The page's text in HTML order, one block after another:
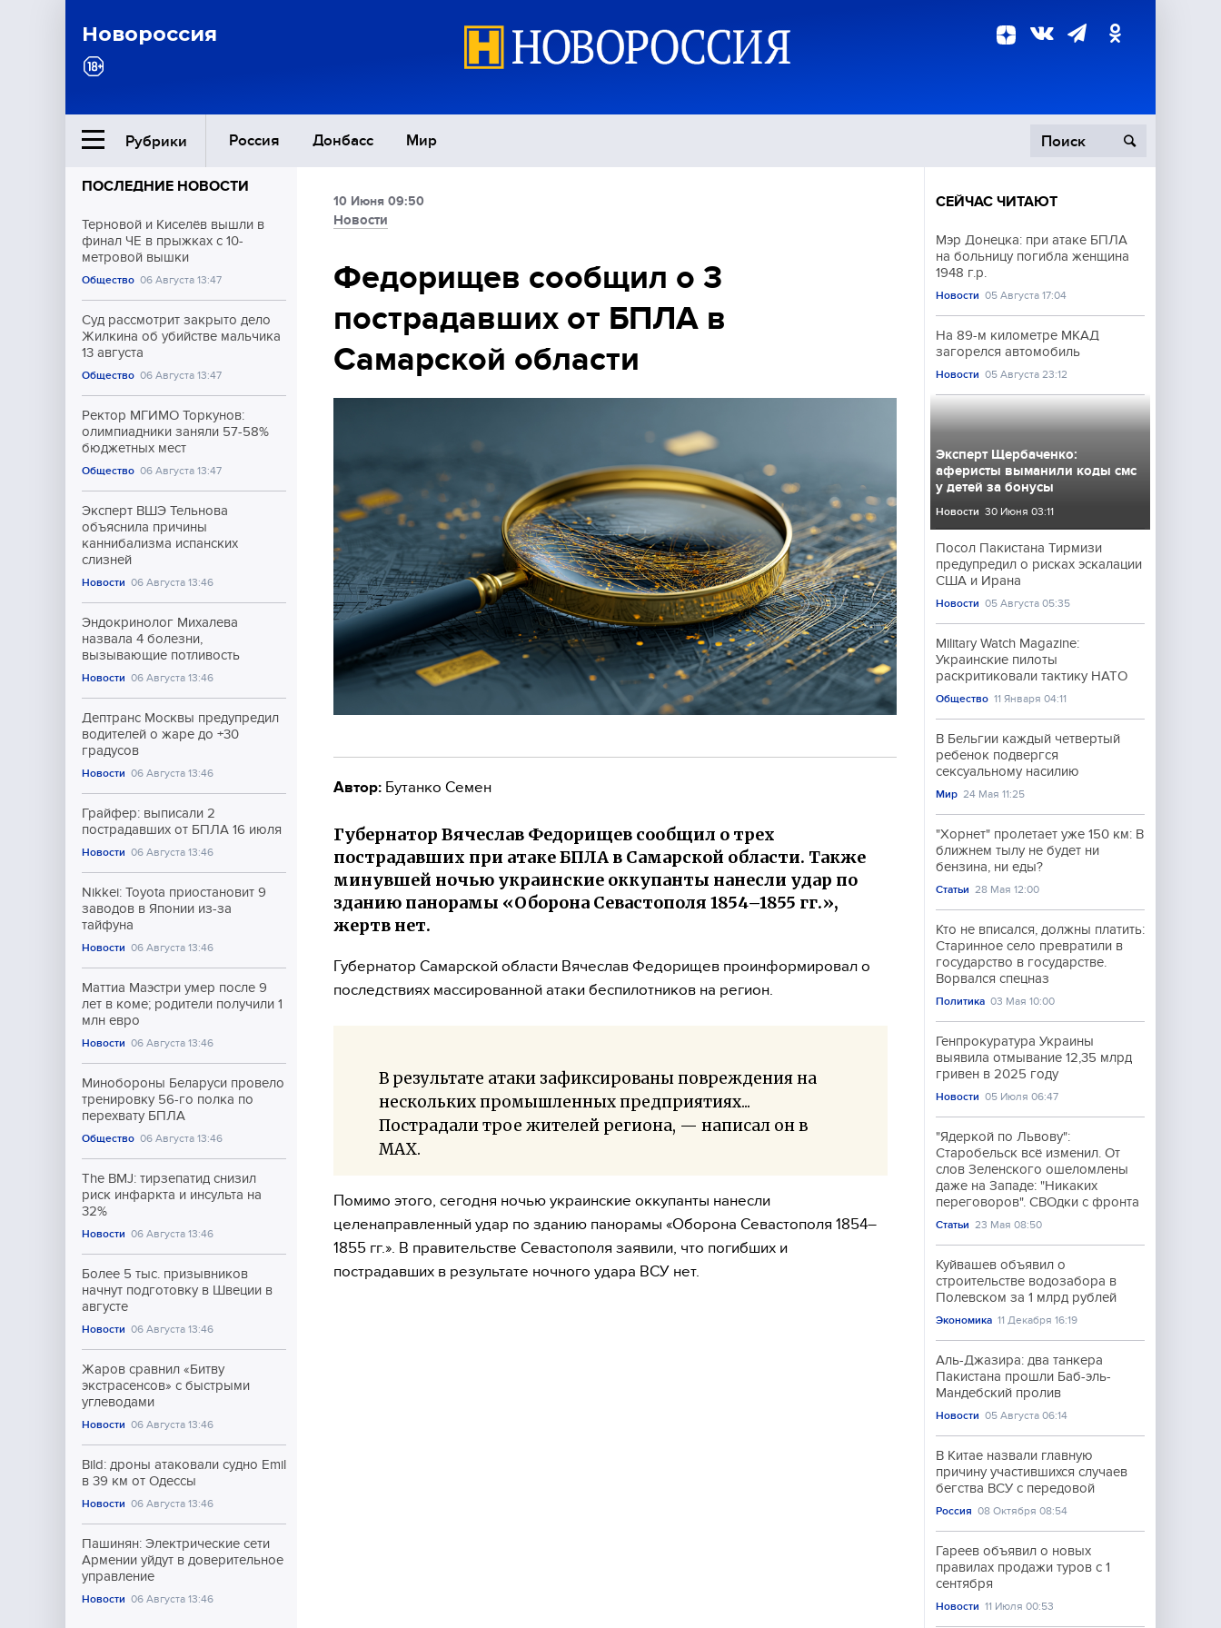
Новороссия
Рубрики Россия Донбасс Мир
Ближний Восток
Общество
Экономика
Происшествия
Культура
Спорт
ПОСЛЕДНИЕ НОВОСТИ
Терновой и Киселёв вышли в
финал ЧЕ в прыжках с 10-
метровой вышки
Общество 06 Августа 13:47
Суд рассмотрит закрыто дело
Жилкина об убийстве мальчика
13 августа
Общество 06 Августа 13:47
Ректор МГИМО Торкунов:
олимпиадники заняли 57-58%
бюджетных мест
Общество 06 Августа 13:47
Эксперт ВШЭ Тельнова
объяснила причины
каннибализма испанских
слизней
Новости 06 Августа 13:46
Эндокринолог Михалева
назвала 4 болезни,
вызывающие потливость
Новости 06 Августа 13:46
Дептранс Москвы предупредил
водителей о жаре до +30
градусов
Новости 06 Августа 13:46
Грайфер: выписали 2
пострадавших от БПЛА 16 июля
Новости 06 Августа 13:46
Nikkei: Toyota приостановит 9
заводов в Японии из-за
тайфуна
Новости 06 Августа 13:46
Маттиа Маэстри умер после 9
лет в коме; родители получили 1
млн евро
Новости 06 Августа 13:46
Минобороны Беларуси провело
тренировку 56-го полка по
перехвату БПЛА
Общество 06 Августа 13:46
The BMJ: тирзепатид снизил
риск инфаркта и инсульта на
32%
Новости 06 Августа 13:46
Более 5 тыс. призывников
начнут подготовку в Швеции в
августе
Новости 06 Августа 13:46
Жаров сравнил «Битву
экстрасенсов» с быстрыми
углеводами
Новости 06 Августа 13:46
Bild: дроны атаковали судно Emil
в 39 км от Одессы
Новости 06 Августа 13:46
Пашинян: Электрические сети
Армении уйдут в доверительное
управление
Новости 06 Августа 13:46
10 Июня 09:50
Новости
Федорищев сообщил о 3
пострадавших от БПЛА в
Самарской области
Автор: Бутанко Семен
Губернатор Вячеслав Федорищев сообщил о трех
пострадавших при атаке БПЛА в Самарской области. Также
минувшей ночью украинские оккупанты нанесли удар по
зданию панорамы «Оборона Севастополя 1854–1855 гг.»,
жертв нет.
Губернатор Самарской области Вячеслав Федорищев проинформировал о
последствиях массированной атаки беспилотников на регион.
В результате атаки зафиксированы повреждения на
нескольких промышленных предприятиях...
Пострадали трое жителей региона, — написал он в
МАХ.
Помимо этого, сегодня ночью украинские оккупанты нанесли
целенаправленный удар по зданию панорамы «Оборона Севастополя 1854–
1855 гг.». В правительстве Севастополя заявили, что погибших и
пострадавших в результате ночного удара ВСУ нет.
СЕЙЧАС ЧИТАЮТ
Мэр Донецка: при атаке БПЛА
на больницу погибла женщина
1948 г.р.
Новости 05 Августа 17:04
На 89-м километре МКАД
загорелся автомобиль
Новости 05 Августа 23:12
Эксперт Щербаченко:
аферисты выманили коды смс
у детей за бонусы
Новости 30 Июня 03:11
Посол Пакистана Тирмизи
предупредил о рисках эскалации
США и Ирана
Новости 05 Августа 05:35
Military Watch Magazine:
Украинские пилоты
раскритиковали тактику НАТО
Общество 11 Января 04:11
В Бельгии каждый четвертый
ребенок подвергся
сексуальному насилию
Мир 24 Мая 11:25
"Хорнет" пролетает уже 150 км: В
ближнем тылу не будет ни
бензина, ни еды?
Статьи 28 Мая 12:00
Кто не вписался, должны платить:
Старинное село превратили в
государство в государстве.
Ворвался спецназ
Политика 03 Мая 10:00
Генпрокуратура Украины
выявила отмывание 12,35 млрд
гривен в 2025 году
Новости 05 Июля 06:47
"Ядеркой по Львову":
Старобельск всё изменил. От
слов Зеленского ошеломлены
даже на Западе: "Никаких
переговоров". СВОдки с фронта
Статьи 23 Мая 08:50
Куйвашев объявил о
строительстве водозабора в
Полевском за 1 млрд рублей
Экономика 11 Декабря 16:19
Аль-Джазира: два танкера
Пакистана прошли Баб-эль-
Мандебский пролив
Новости 05 Августа 06:14
В Китае назвали главную
причину участившихся случаев
бегства ВСУ с передовой
Россия 08 Октября 08:54
Гареев объявил о новых
правилах продажи туров с 1
сентября
Новости 11 Июля 00:53